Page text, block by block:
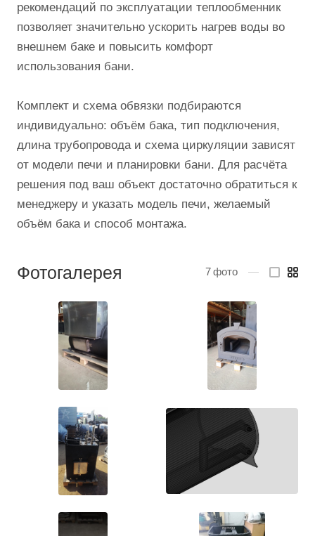
рекомендаций по эксплуатации теплообменник
позволяет значительно ускорить нагрев воды во
внешнем баке и повысить комфорт
использования бани.
Комплект и схема обвязки подбираются
индивидуально: объём бака, тип подключения,
длина трубопровода и схема циркуляции зависят
от модели печи и планировки бани. Для расчёта
решения под ваш объект достаточно обратиться к
менеджеру и указать модель печи, желаемый
объём бака и способ монтажа.
Фотогалерея 7фото —